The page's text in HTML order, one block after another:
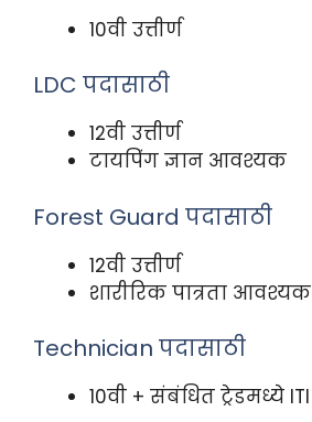
10वी उत्तीर्ण
LDC पदासाठी
12वी उत्तीर्ण
टायपिंग ज्ञान आवश्यक
Forest Guard पदासाठी
12वी उत्तीर्ण
शारीरिक पात्रता आवश्यक
Technician पदासाठी
10वी + संबंधित ट्रेडमध्ये ITI